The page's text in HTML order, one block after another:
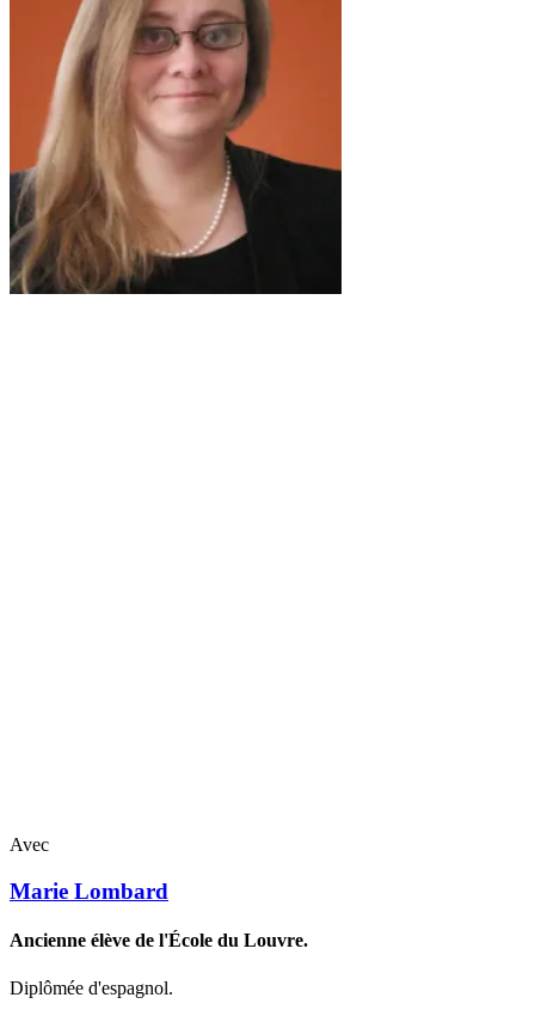
Avec
Marie Lombard
Ancienne élève de l'École du Louvre.
Diplômée d'espagnol.